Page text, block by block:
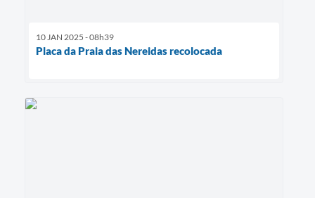
10 JAN 2025 - 08h39
Placa da Praia das Nereidas recolocada